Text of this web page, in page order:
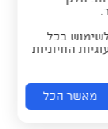
בכל
החיוניות
מאשר הכל